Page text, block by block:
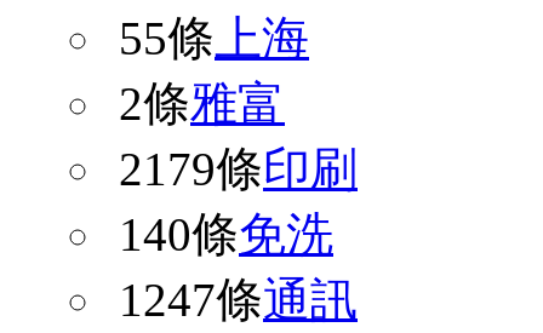
55條 上海
2條雅富
2179條印刷
140條免洗
1247條通訊